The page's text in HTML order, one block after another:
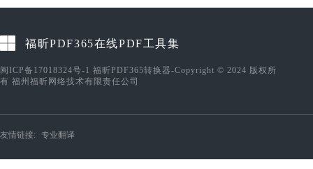
福昕PDF365在线PDF工具集
闽ICP备17018324号-1 福昕PDF365转换器-Copyright © 2024 版权所
有 福州福昕网络技术有限责任公司
友情链接: 专业翻译